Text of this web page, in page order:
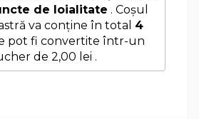
de loialitate . Coșul
va conține în total 4
pot fi convertite într-un
de 2,00 lei .